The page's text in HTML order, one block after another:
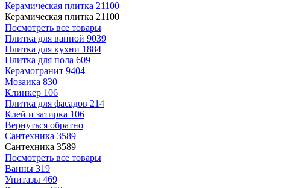
Керамическая плитка 21100
Керамическая плитка 21100
Посмотреть все товары
Плитка для ванной 9039
Плитка для кухни 1884
Плитка для пола 609
Керамогранит 9404
Мозаика 830
Клинкер 106
Плитка для фасадов 214
Клей и затирка 106
Вернуться обратно
Сантехника 3589
Сантехника 3589
Посмотреть все товары
Ванны 319
Унитазы 469